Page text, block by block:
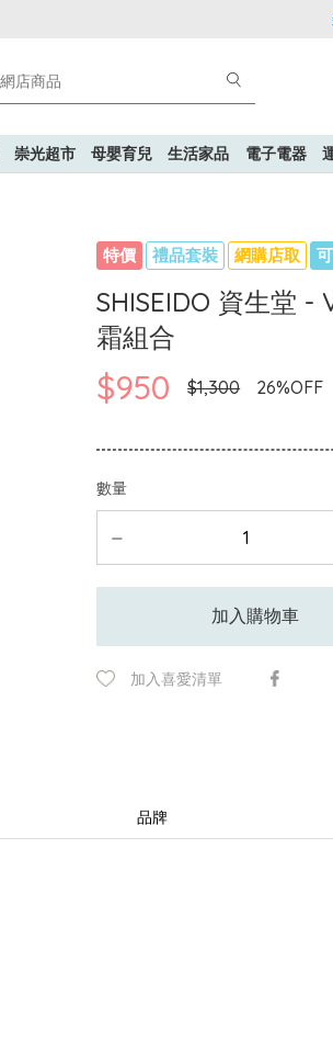
美
崇光超市 母嬰育兒 生活家品 電子電器
特價 禮品套裝 網購店取
SHISEIDO 資生堂 -
霜組合
$950 $1,300 26%OFF
數量
加入購物車
加入喜愛清單
品牌